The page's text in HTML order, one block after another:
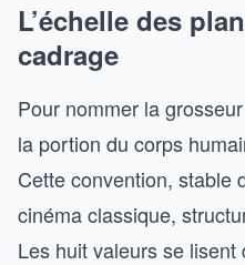
L’échelle des
cadrage
Pour nommer la
la portion du corps
Cette convention, stable
cinéma classique,
Les huit valeurs se